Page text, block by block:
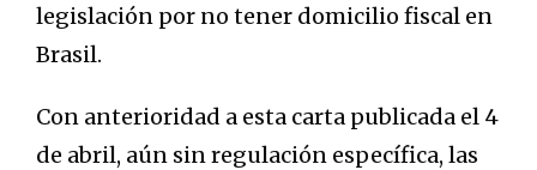
legislación por no tener domicilio fiscal en
Brasil.
Con anterioridad a esta carta publicada el 4
de abril, aún sin regulación específica, las